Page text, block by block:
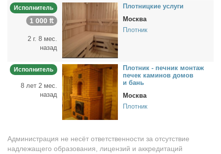
Исполнитель
1 000 ₶
2 г. 8 мес.
назад
Плот­ниц­кие услу­ги
Москва
Плотник
Исполнитель
8 лет 2 мес.
назад
Плот­ник - печ­ник мон­таж
пе­чек ка­ми­нов до­мов
и бань
Москва
Плотник
Администрация не несёт ответственности за отсутствие
надлежащего образования, лицензий и аккредитаций